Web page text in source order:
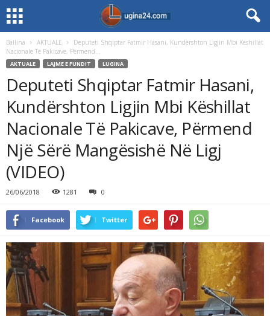
Ballina AKTUALE
Deputeti Shqiptar Fatmir Hasani, Kundërshton Ligjin Mbi Këshillat
Nacionale Të Pakicave, Përmend...
AKTUALE LAJME E FUNDIT LUGINA
Deputeti Shqiptar Fatmir Hasani,
Kundërshton Ligjin Mbi Këshillat
Nacionale Të Pakicave, Përmend
Një Sërë Mangësishë Në Ligj
(VIDEO)
26/06/2018 1281 0
Facebook Twitter